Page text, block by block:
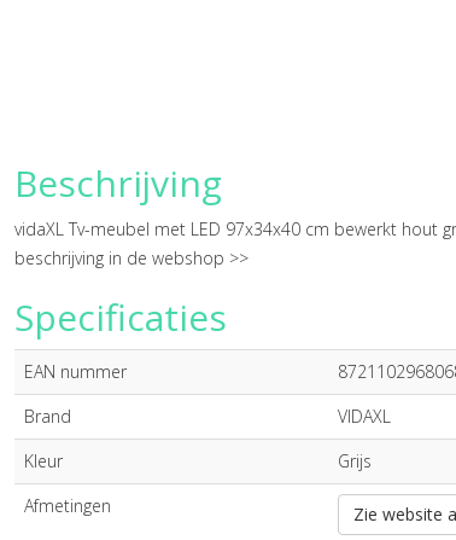
Beschrijving
vidaXL Tv-meubel met LED 97x34x40 cm bewerkt hout
beschrijving in de webshop >>
Specificaties
EAN nummer
Brand
VIDAXL
Kleur
Grijs
Afmetingen
Zie website